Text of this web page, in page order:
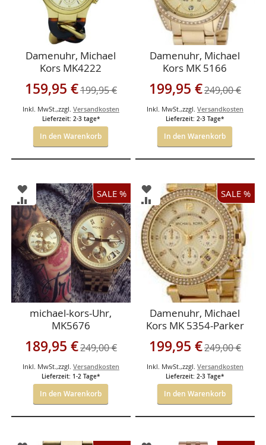
Damenuhr, Michael
Kors MK4222
Sonderangebot
159,95 €199,95 €
Inkl. MwSt. ,zzgl. Versandkosten
Lieferzeit: 2-3 tage*
In den Warenkorb
Damenuhr, Michael
Kors MK 5166
Sonderangebot
199,95 €249,00 €
Inkl. MwSt. ,zzgl. Versandkosten
Lieferzeit: 2-3 Tage*
In den Warenkorb
SALE %
ZUR
WUNSCHLISTE
HINZUFÜGEN
ZUR
VERGLEICHSLISTE
HINZUFÜGEN
michael-kors-Uhr,
MK5676
Sonderangebot
189,95 €249,00 €
Inkl. MwSt. ,zzgl. Versandkosten
Lieferzeit: 1-2 Tage*
In den Warenkorb
SALE %
ZUR
WUNSCHLISTE
HINZUFÜGEN
ZUR
VERGLEICHSLISTE
HINZUFÜGEN
Damenuhr, Michael
Kors MK 5354-Parker
Sonderangebot
199,95 €249,00 €
Inkl. MwSt. ,zzgl. Versandkosten
Lieferzeit: 2-3 Tage*
In den Warenkorb